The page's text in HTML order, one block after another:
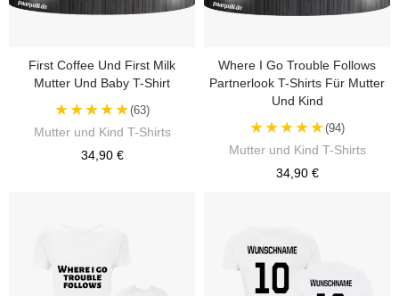
First Coffee Und First Milk
Mutter Und Baby T-Shirt
★★★★★(63)
Mutter und Kind T-Shirts
34,90 €
Where I Go Trouble Follows
Partnerlook T-Shirts Für Mutter
Und Kind
★★★★★(94)
Mutter und Kind T-Shirts
34,90 €